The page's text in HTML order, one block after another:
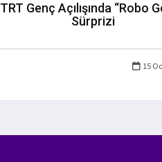
TRT Genç Açılışında “Robo
Sürprizi
15